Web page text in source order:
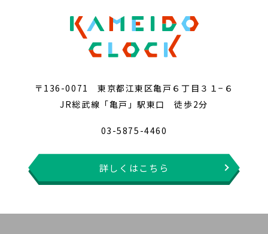
〒136-0071 東京都江東区亀戸６丁目３１−６
JR総武線「亀戸」駅東口 徒歩2分
03-5875-4460
詳しくはこちら